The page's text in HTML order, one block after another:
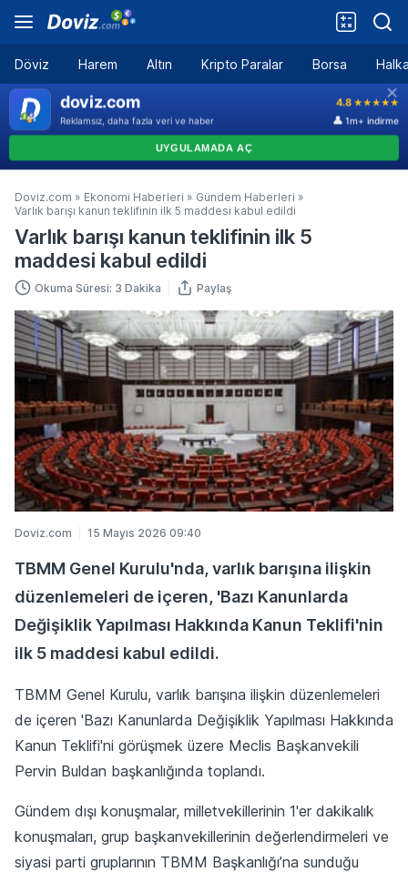
Döviz Harem Altın Kripto Paralar Borsa
Doviz.com » Ekonomi Haberleri » Gündem Haberleri »
Varlık barışı kanun teklifinin ilk 5 maddesi kabul edildi
Varlık barışı kanun teklifinin ilk 5
maddesi kabul edildi
Okuma Süresi: 3 Dakika Paylaş
Doviz.com 15 Mayıs 2026 09:40
TBMM Genel Kurulu'nda, varlık barışına ilişkin
düzenlemeleri de içeren, 'Bazı Kanunlarda
Değişiklik Yapılması Hakkında Kanun Teklifi'nin
ilk 5 maddesi kabul edildi.
TBMM Genel Kurulu, varlık barışına ilişkin düzenlemeleri
de içeren 'Bazı Kanunlarda Değişiklik Yapılması Hakkında
Kanun Teklifi'ni görüşmek üzere Meclis Başkanvekili
Pervin Buldan başkanlığında toplandı.
Gündem dışı konuşmalar, milletvekillerinin 1'er dakikalık
konuşmaları, grup başkanvekillerinin değerlendirmeleri ve
siyasi parti gruplarının TBMM Başkanlığı’na sunduğu